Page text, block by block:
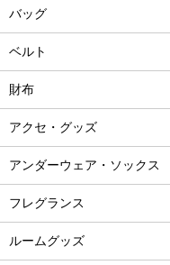
バッグ
ベルト
財布
アクセ・グッズ
アンダーウェア・ソックス
フレグランス
ルームグッズ